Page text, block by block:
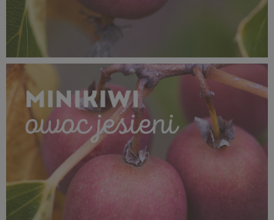
SUPEROWOCE Minikiwi (3).jpg
623 KB